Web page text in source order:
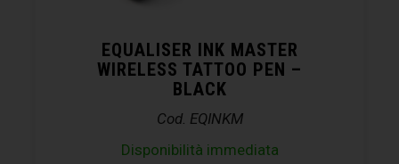
EQUALISER INK MASTER
WIRELESS TATTOO PEN –
BLACK
Cod. EQINKM
Disponibilità immediata